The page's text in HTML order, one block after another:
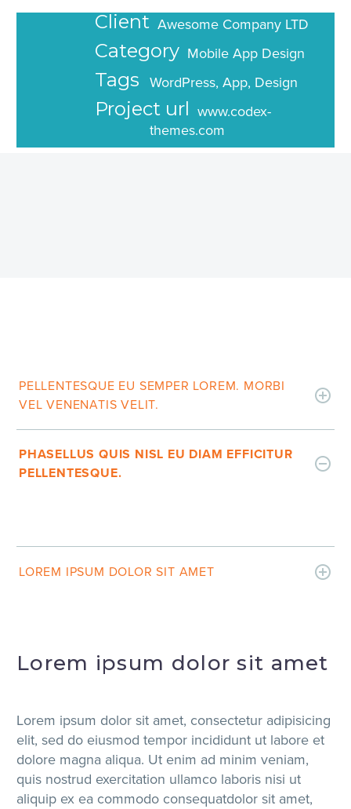
Client Awesome Company LTD
Category Mobile App Design
Tags WordPress, App, Design
Project url www.codex-
themes.com
PELLENTESQUE EU SEMPER LOREM. MORBI
VEL VENENATIS VELIT.
PHASELLUS QUIS NISL EU DIAM EFFICITUR
PELLENTESQUE.
LOREM IPSUM DOLOR SIT AMET
Lorem ipsum dolor sit amet
Lorem ipsum dolor sit amet, consectetur adipisicing
elit, sed do eiusmod tempor incididunt ut labore et
dolore magna aliqua. Ut enim ad minim veniam,
quis nostrud exercitation ullamco laboris nisi ut
aliquip ex ea commodo consequatdolor sit amet,